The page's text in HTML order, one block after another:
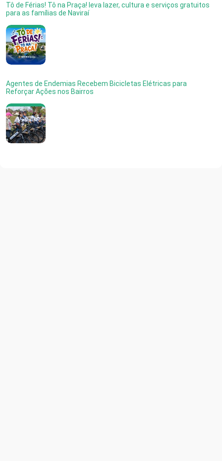
Tô de Férias! Tô na Praça! leva lazer, cultura e serviços gratuitos
para as famílias de Naviraí
Agentes de Endemias Recebem Bicicletas Elétricas para
Reforçar Ações nos Bairros